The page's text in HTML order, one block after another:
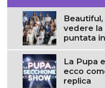
vedere la
puntata
La Pupa
ecco
replica